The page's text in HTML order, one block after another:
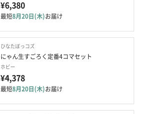
¥6,380
最短8月20日(木)お届け
ひなたぼっコズ
にゃん生すごろく定番4コマセット
ホビー
¥4,378
最短8月20日(木)お届け